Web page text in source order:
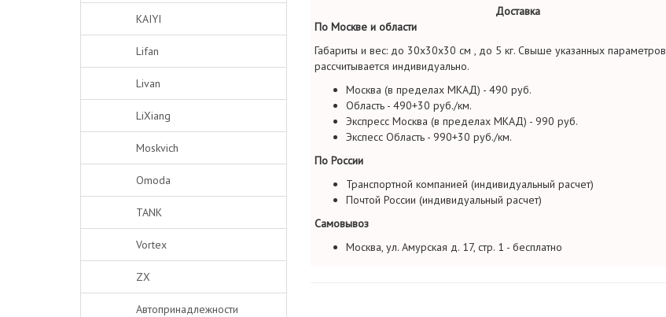
KAIYI
Lifan
Livan
LiXiang
Moskvich
Omoda
TANK
Vortex
ZX
Автопринадлежности
Доставка
По Москве и области
Габариты и вес: до 30х30х30 см , до 5 кг. Свыше указанных параметров
рассчитывается индивидуально.
Москва (в пределах МКАД) - 490 руб.
Область - 490+30 руб./км.
Экспресс Москва (в пределах МКАД) - 990 руб.
Экспесс Область - 990+30 руб./км.
По России
Транспортной компанией (индивидуальный расчет)
Почтой России (индивидуальный расчет)
Самовывоз
Москва, ул. Амурская д. 17, стр. 1 - бесплатно